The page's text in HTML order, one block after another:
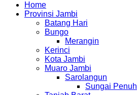
Home
Provinsi Jambi
Batang Hari
Bungo
Merangin
Kerinci
Kota Jambi
Muaro Jambi
Sarolangun
Sungai Penuh